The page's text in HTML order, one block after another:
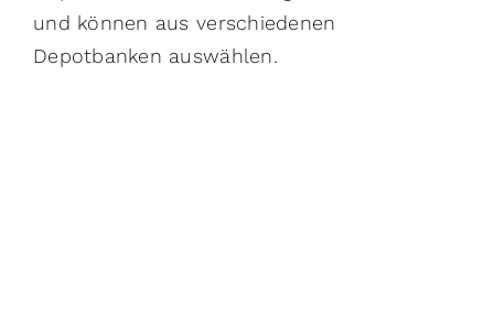
und können aus verschiedenen
Depotbanken auswählen.